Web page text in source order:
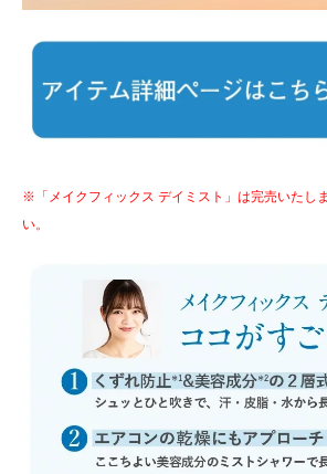
※「メイクフィックス デイミスト」は完売いたし
い。